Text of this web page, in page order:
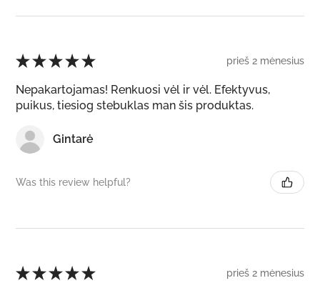
★ ★ ★ ★ ★ prieš 2 mėnesius
Nepakartojamas! Renkuosi vėl ir vėl. Efektyvus,
puikus, tiesiog stebuklas man šis produktas.
Gintarė
Was this review helpful?
★ ★ ★ ★ ★ prieš 2 mėnesius